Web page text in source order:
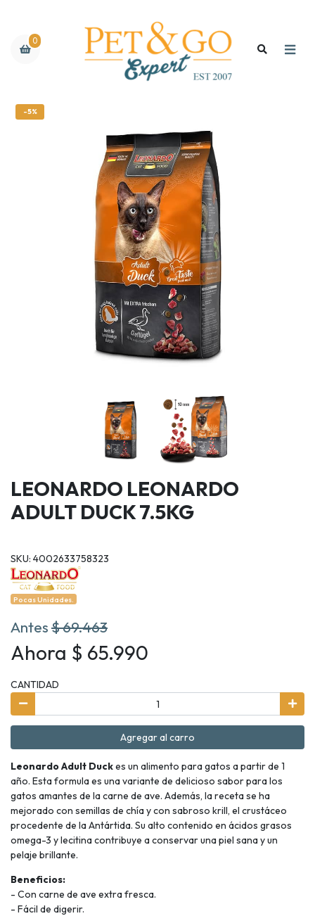
0
-5%
LEONARDO LEONARDO
ADULT DUCK 7.5KG
SKU: 4002633758323
Pocas Unidades.
Antes$ 69.463
Ahora $ 65.990
CANTIDAD
Agregar al carro
Leonardo Adult Duckes un alimento para gatos a partir de 1
año. Esta formula es una variante de delicioso sabor para los
gatos amantes de la carne de ave. Además, la receta se ha
mejorado con semillas de chía y con sabroso krill, el crustáceo
procedente de la Antártida. Su alto contenido en ácidos grasos
omega-3 y lecitina contribuye a conservar una piel sana y un
pelaje brillante.
Beneficios:
- Con carne de ave extra fresca.
- Fácil de digerir.